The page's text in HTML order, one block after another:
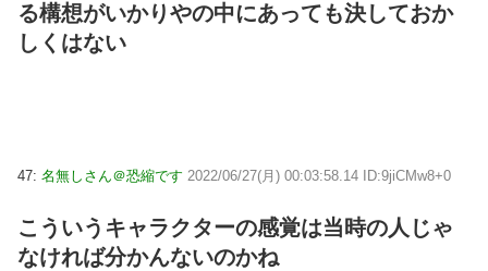
る構想がいかりやの中にあっても決しておか
しくはない
47: 名無しさん＠恐縮です 2022/06/27(月) 00:03:58.14 ID:9jiCMw8+0
こういうキャラクターの感覚は当時の人じゃ
なければ分かんないのかね